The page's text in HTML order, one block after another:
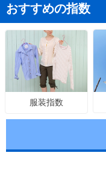
おすすめの指数
服装指数